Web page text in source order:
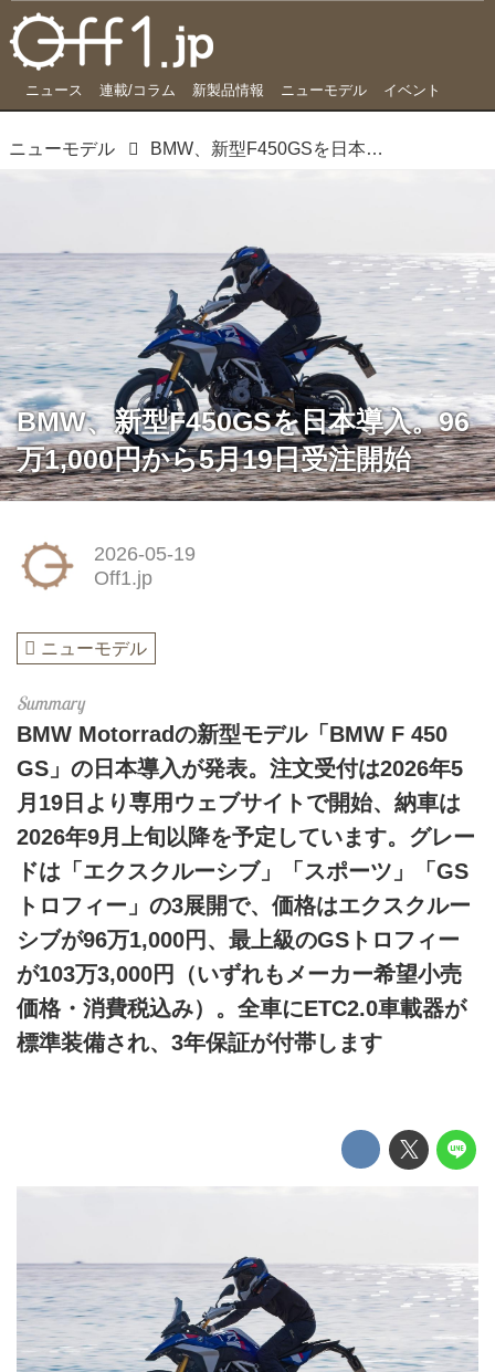
ニュース 連載/コラム 新製品情報 ニューモデル イベント
ニューモデル BMW、新型F450GSを日本導入。96万1,000円から5月19日受注開始
BMW、新型F450GSを日本導入。96
万1,000円から5月19日受注開始
2026-05-19
Off1.jp
ニューモデル
BMW Motorradの新型モデル「BMW F 450
GS」の日本導入が発表。注文受付は2026年5
月19日より専用ウェブサイトで開始、納車は
2026年9月上旬以降を予定しています。グレー
ドは「エクスクルーシブ」「スポーツ」「GS
トロフィー」の3展開で、価格はエクスクルー
シブが96万1,000円、最上級のGSトロフィー
が103万3,000円（いずれもメーカー希望小売
価格・消費税込み）。全車にETC2.0車載器が
標準装備され、3年保証が付帯します